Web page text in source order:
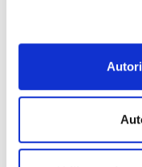
confiance en sa
avenir proche.
Le